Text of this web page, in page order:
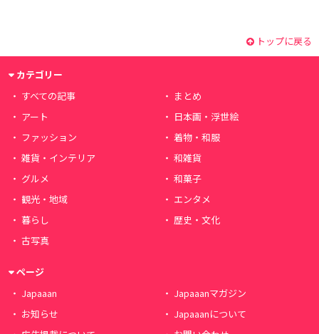
トップに戻る
カテゴリー
すべての記事
まとめ
アート
日本画・浮世絵
ファッション
着物・和服
雑貨・インテリア
和雑貨
グルメ
和菓子
観光・地域
エンタメ
暮らし
歴史・文化
古写真
ページ
Japaaan
Japaaanマガジン
お知らせ
Japaaanについて